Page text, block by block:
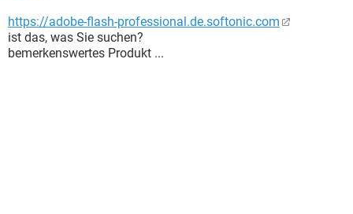
https://adobe-flash-professional.de.softonic.com
ist das, was Sie suchen?
bemerkenswertes Produkt ...